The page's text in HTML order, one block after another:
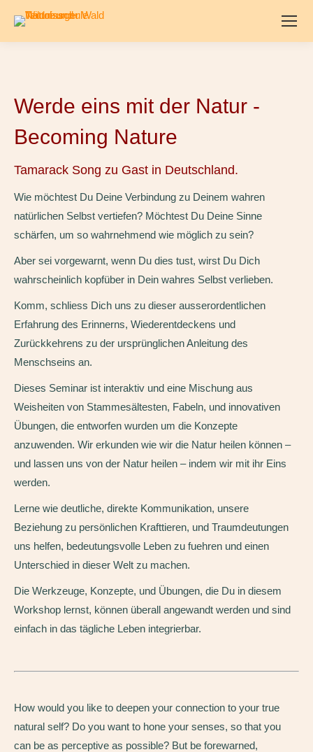
Werde eins mit der Natur -
Becoming Nature
Tamarack Song zu Gast in Deutschland.
Wie möchtest Du Deine Verbindung zu Deinem wahren
natürlichen Selbst vertiefen? Möchtest Du Deine Sinne
schärfen, um so wahrnehmend wie möglich zu sein?
Aber sei vorgewarnt, wenn Du dies tust, wirst Du Dich
wahrscheinlich kopfüber in Dein wahres Selbst verlieben.
Komm, schliess Dich uns zu dieser ausserordentlichen
Erfahrung des Erinnerns, Wiederentdeckens und
Zurückkehrens zu der ursprünglichen Anleitung des
Menschseins an.
Dieses Seminar ist interaktiv und eine Mischung aus
Weisheiten von Stammesältesten, Fabeln, und innovativen
Übungen, die entworfen wurden um die Konzepte
anzuwenden. Wir erkunden wie wir die Natur heilen können –
und lassen uns von der Natur heilen – indem wir mit ihr Eins
werden.
Lerne wie deutliche, direkte Kommunikation, unsere
Beziehung zu persönlichen Krafttieren, und Traumdeutungen
uns helfen, bedeutungsvolle Leben zu fuehren und einen
Unterschied in dieser Welt zu machen.
Die Werkzeuge, Konzepte, und Übungen, die Du in diesem
Workshop lernst, können überall angewandt werden und sind
einfach in das tägliche Leben integrierbar.
How would you like to deepen your connection to your true
natural self? Do you want to hone your senses, so that you
can be as perceptive as possible? But be forewarned,